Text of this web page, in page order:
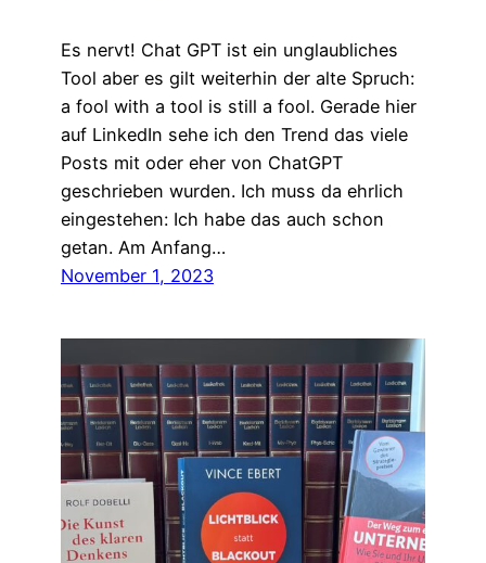
Es nervt! Chat GPT ist ein unglaubliches
Tool aber es gilt weiterhin der alte Spruch:
a fool with a tool is still a fool. Gerade hier
auf LinkedIn sehe ich den Trend das viele
Posts mit oder eher von ChatGPT
geschrieben wurden. Ich muss da ehrlich
eingestehen: Ich habe das auch schon
getan. Am Anfang…
November 1, 2023